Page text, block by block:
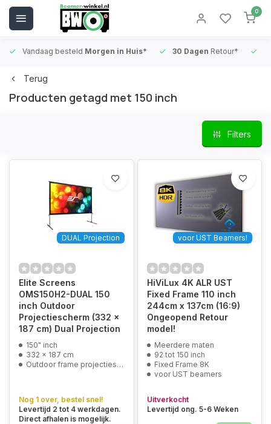
0
Vandaag besteld Morgen in Huis* 30 Dagen Retour*
Terug
Producten getagd met 150 inch
Filters
DUAL Projection
Elite Screens
OMS150H2-DUAL 150
inch Outdoor
Projectiescherm (332 x
187 cm) Dual Projection
150" inch
332 x 187 cm
Outdoor frame projectiescherm (dual projection)
Nog 1 over, bestel snel!
Levertijd 2 tot 4 werkdagen.
Direct afhalen is mogelijk.
voor UST Beamers!
HiViLux 4K ALR UST
Fixed Frame 110 inch
244cm x 137cm (16:9)
Ongeopend Retour
model!
Meerdere maten
92 tot 150 inch
Fixed Frame 8K
voor UST beamers
Uitverkocht
Levertijd ong. 5-6 Weken